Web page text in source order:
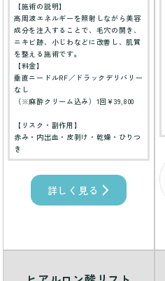
【施術の説明】
高周波エネルギーを照射しながら美容
成分を注入することで、毛穴の開き、
ニキビ跡、小じわなどに改善し、肌質
を整える施術です。
【料金】
垂直ニードルRF／ドラックデリバリー
なし
（※麻酔クリーム込み）1回¥39,800
【リスク・副作用】
赤み・内出血・皮剥け・乾燥・ひりつ
き
詳しく見る